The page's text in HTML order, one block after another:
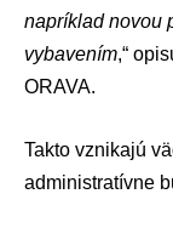
napríklad novou
vybavením,“
ORAVA.
Takto vznikajú
administratívne